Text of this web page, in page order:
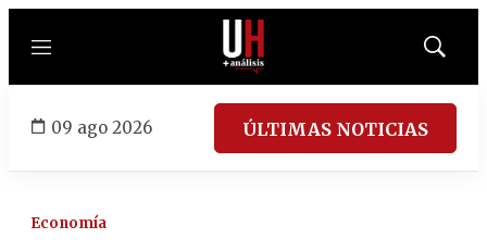
Menú
Mostrar
09 ago 2026 ÚLTIMAS NOTICIAS
Economía